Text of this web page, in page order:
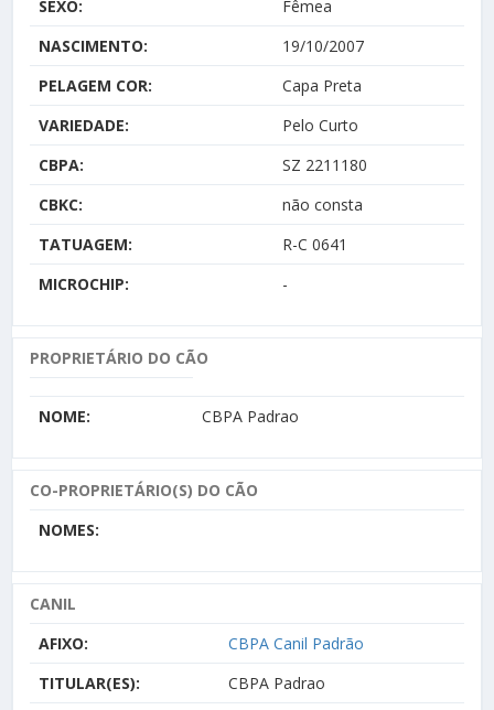
SEXO:
Fêmea
NASCIMENTO:
19/10/2007
PELAGEM COR:
Capa Preta
VARIEDADE:
Pelo Curto
CBPA:
SZ 2211180
CBKC:
não consta
TATUAGEM:
R-C 0641
MICROCHIP:
-
PROPRIETÁRIO DO CÃO
NOME: CBPA Padrao
CO-PROPRIETÁRIO(S) DO CÃO
NOMES:
CANIL
AFIXO:
CBPA Canil Padrão
TITULAR(ES):
CBPA Padrao